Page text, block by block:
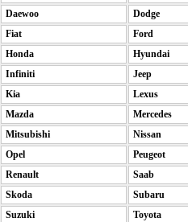
Daewoo
Dodge
Fiat
Ford
Honda
Hyundai
Infiniti
Jeep
Kia
Lexus
Mazda
Mercedes
Mitsubishi
Nissan
Opel
Peugeot
Renault
Saab
Skoda
Subaru
Suzuki
Toyota